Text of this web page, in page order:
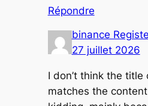
Répondre
binance
27 juillet 2026
I don’t think the
matches the